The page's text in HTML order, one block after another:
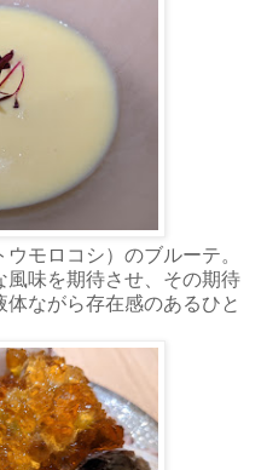
モロコシ）のブルーテ。
風味を期待させ、その期待
ながら存在感のあるひと